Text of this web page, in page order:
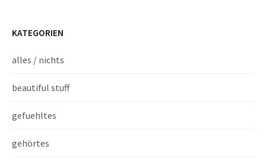
KATEGORIEN
alles / nichts
beautiful stuff
gefuehltes
gehörtes